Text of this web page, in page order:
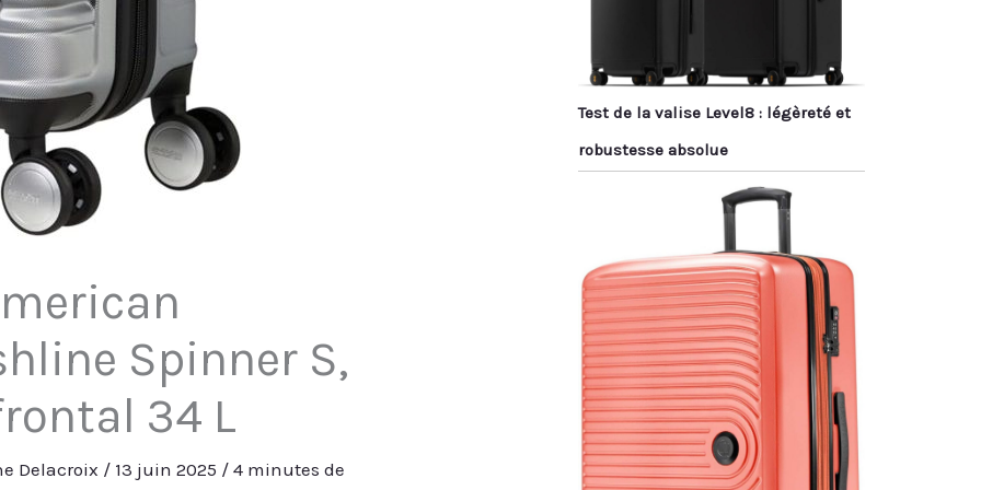
Spinner S,
34 L
Delacroix / 13 juin 2025 /4 minutes de
Test de la valise Level8 : légèreté et
robustesse absolue